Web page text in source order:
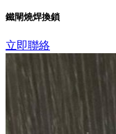
鐵閘燒焊換鎖
立即聯絡